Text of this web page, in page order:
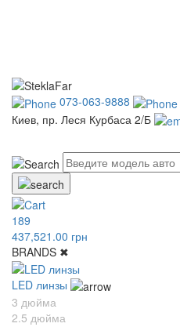
073-063-9888
Киев, пр. Леся Курбаса 2/Б
189
437,521.00 грн
BRANDS ✖
LED линзы
3 дюйма
2.5 дюйма